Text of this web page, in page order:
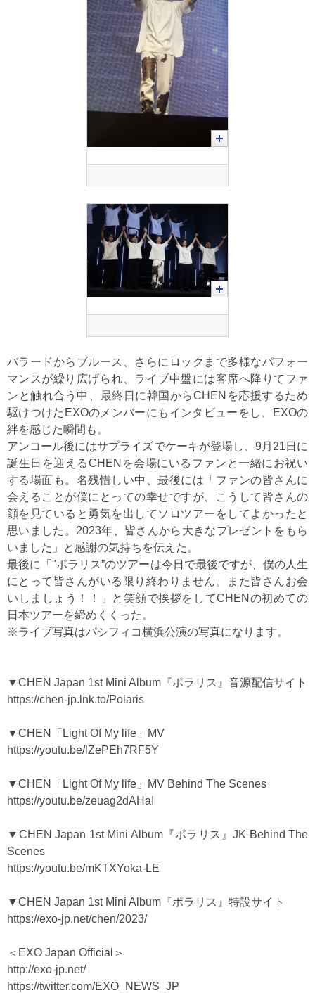
バラードからブルース、さらにロックまで多様なパフォー
マンスが繰り広げられ、ライブ中盤には客席へ降りてファ
ンと触れ合う中、最終日に韓国からCHENを応援するため
駆けつけたEXOのメンバーにもインタビューをし、EXOの
絆を感じた瞬間も。
アンコール後にはサプライズでケーキが登場し、9月21日に
誕生日を迎えるCHENを会場にいるファンと一緒にお祝い
する場面も。名残惜しい中、最後には「ファンの皆さんに
会えることが僕にとっての幸せですが、こうして皆さんの
顔を見ていると勇気を出してソロツアーをしてよかったと
思いました。2023年、皆さんから大きなプレゼントをもら
いました」と感謝の気持ちを伝えた。
最後に「"ポラリス”のツアーは今日で最後ですが、僕の人生
にとって皆さんがいる限り終わりません。また皆さんお会
いしましょう！！」と笑顔で挨拶をしてCHENの初めての
日本ツアーを締めくくった。
※ライブ写真はパシフィコ横浜公演の写真になります。
▼CHEN Japan 1st Mini Album『ポラリス』音源配信サイト
https://chen-jp.lnk.to/Polaris
▼CHEN「Light Of My life」MV
https://youtu.be/lZePEh7RF5Y
▼CHEN「Light Of My life」MV Behind The Scenes
https://youtu.be/zeuag2dAHaI
▼CHEN Japan 1st Mini Album『ポラリス』JK Behind The
Scenes
https://youtu.be/mKTXYoka-LE
▼CHEN Japan 1st Mini Album『ポラリス』特設サイト
https://exo-jp.net/chen/2023/
＜EXO Japan Official＞
http://exo-jp.net/
https://twitter.com/EXO_NEWS_JP